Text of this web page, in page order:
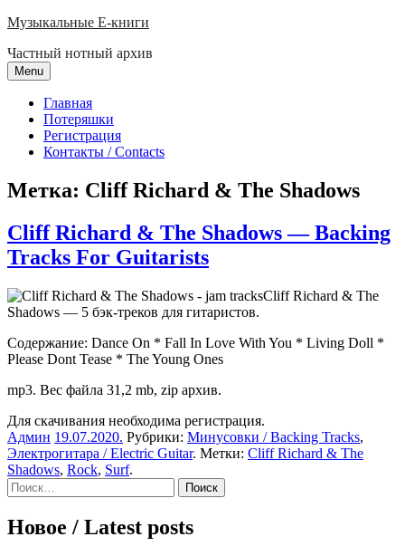
Skip
content
Музыкальные E-книги
Частный нотный архив
Menu
Главная
Потеряшки
Регистрация
Контакты / Contacts
Метка: Cliff Richard & The Shadows
Cliff Richard & The Shadows — Backing
Tracks For Guitarists
Cliff Richard & The
Shadows — 5 бэк-треков для гитаристов.
Содержание: Dance On * Fall In Love With You * Living Doll *
Please Dont Tease * The Young Ones
mp3. Вес файла 31,2 mb, zip архив.
Для скачивания необходима регистрация.
Админ 19.07.2020. Рубрики: Минусовки / Backing Tracks,
Электрогитара / Electric Guitar. Метки: Cliff Richard & The
Shadows, Rock, Surf.
Sidebar
Найти:
Новое / Latest posts